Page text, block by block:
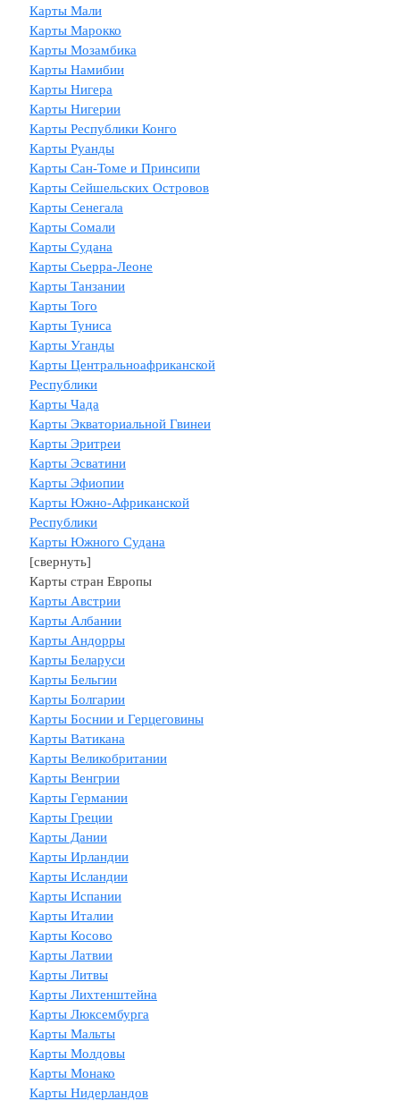
Карты Мали
Карты Марокко
Карты Мозамбика
Карты Намибии
Карты Нигера
Карты Нигерии
Карты Республики Конго
Карты Руанды
Карты Сан-Томе и Принсипи
Карты Сейшельских Островов
Карты Сенегала
Карты Сомали
Карты Судана
Карты Сьерра-Леоне
Карты Танзании
Карты Того
Карты Туниса
Карты Уганды
Карты Центральноафриканской
Республики
Карты Чада
Карты Экваториальной Гвинеи
Карты Эритреи
Карты Эсватини
Карты Эфиопии
Карты Южно-Африканской
Республики
Карты Южного Судана
[свернуть]
Карты стран Европы
Карты Австрии
Карты Албании
Карты Андорры
Карты Беларуси
Карты Бельгии
Карты Болгарии
Карты Боснии и Герцеговины
Карты Ватикана
Карты Великобритании
Карты Венгрии
Карты Германии
Карты Греции
Карты Дании
Карты Ирландии
Карты Исландии
Карты Испании
Карты Италии
Карты Косово
Карты Латвии
Карты Литвы
Карты Лихтенштейна
Карты Люксембурга
Карты Мальты
Карты Молдовы
Карты Монако
Карты Нидерландов